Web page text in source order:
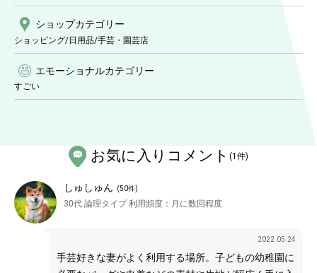
ショップカテゴリー
ショッピング/日用品/手芸・園芸店
エモーショナルカテゴリー
すごい
お気に入りコメント (1 件)
しゅしゅん (50件)
30代 論理タイプ利用頻度： 月に数回程度
2022.05.24
手芸好きな妻がよく利用する場所。子どもの幼稚園に